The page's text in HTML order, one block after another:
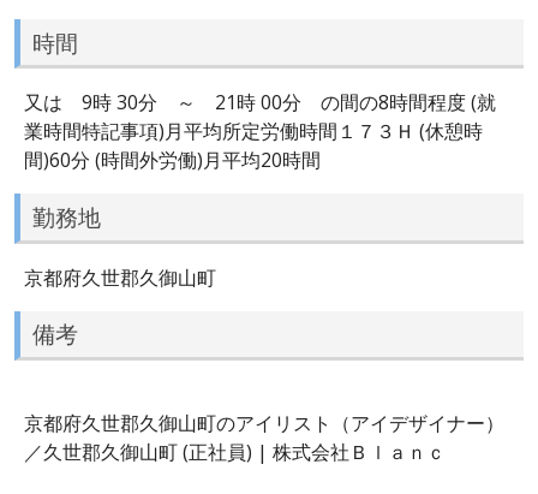
時間
又は 9時 30分 ～ 21時 00分 の間の8時間程度 (就
業時間特記事項)月平均所定労働時間１７３Ｈ (休憩時
間)60分 (時間外労働)月平均20時間
勤務地
京都府久世郡久御山町
備考
京都府久世郡久御山町のアイリスト（アイデザイナー）
／久世郡久御山町 (正社員) | 株式会社Ｂｌａｎｃ